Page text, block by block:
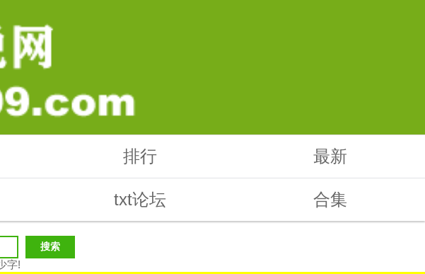
排行 最新
txt论坛 合集
字!